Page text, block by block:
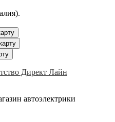
Директ Лайн
автоэлектрики